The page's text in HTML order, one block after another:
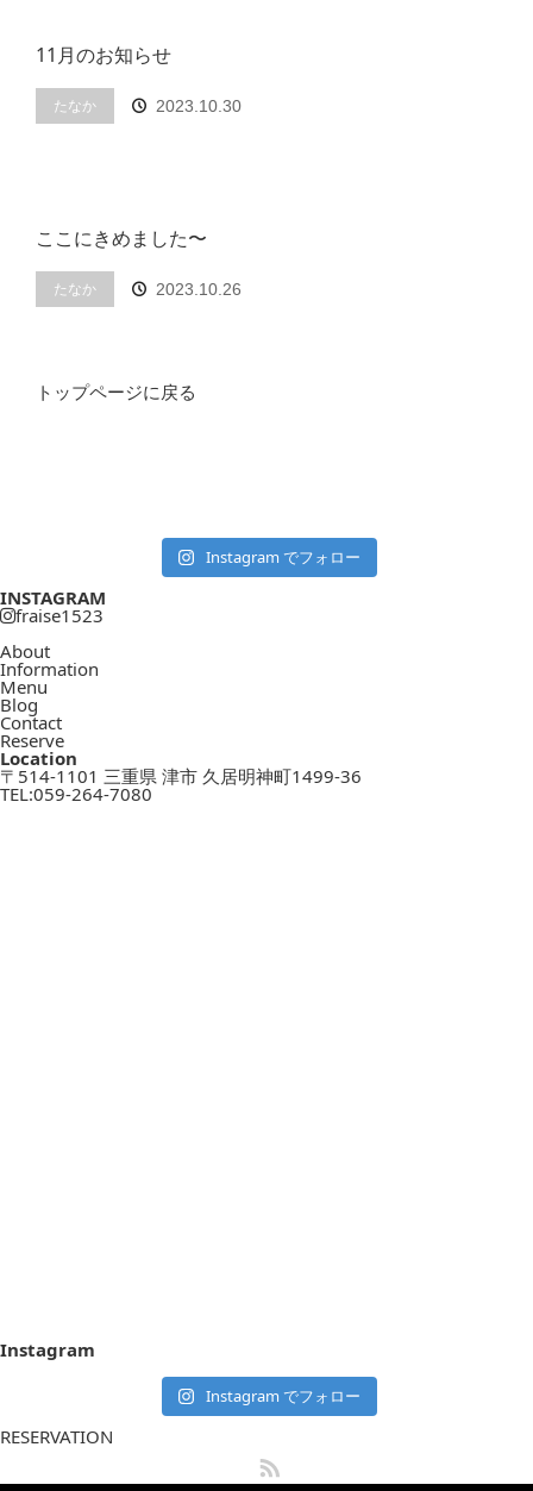
11月のお知らせ
たなか 2023.10.30
ここにきめました〜
たなか 2023.10.26
トップページに戻る
Instagram でフォロー
INSTAGRAM
fraise1523
About
Information
Menu
Blog
Contact
Reserve
Location
〒514-1101 三重県 津市 久居明神町1499-36
TEL:059-264-7080
Instagram
Instagram でフォロー
RESERVATION